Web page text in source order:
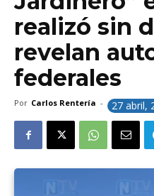
realizó sin
revelan
federales
Por Carlos Rentería - 27 abril,